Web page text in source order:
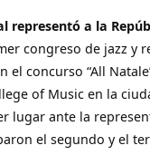
representó a la
congreso de jazz y
el concurso “All
of Music en la
lugar ante la
el segundo y el